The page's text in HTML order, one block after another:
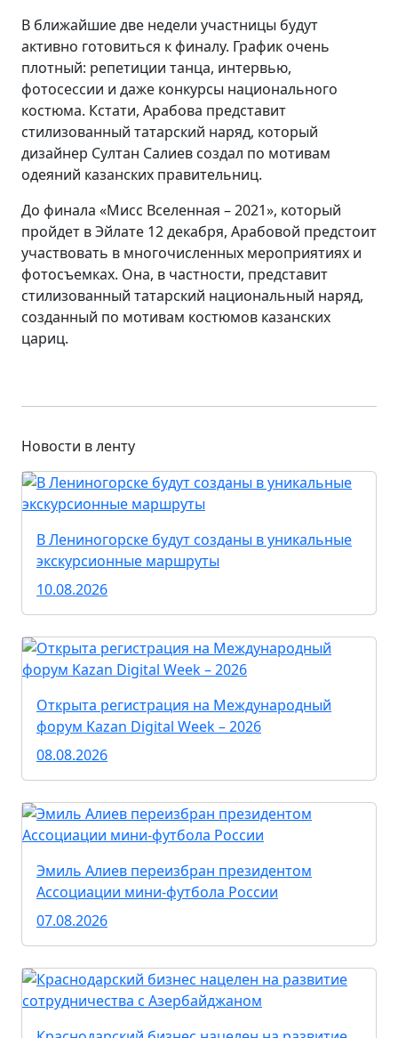
В ближайшие две недели участницы будут
активно готовиться к финалу. График очень
плотный: репетиции танца, интервью,
фотосессии и даже конкурсы национального
костюма. Кстати, Арабова представит
стилизованный татарский наряд, который
дизайнер Султан Салиев создал по мотивам
одеяний казанских правительниц.
До финала «Мисс Вселенная – 2021», который
пройдет в Эйлате 12 декабря, Арабовой предстоит
участвовать в многочисленных мероприятиях и
фотосъемках. Она, в частности, представит
стилизованный татарский национальный наряд,
созданный по мотивам костюмов казанских
цариц.
Новости в ленту
В Лениногорске будут созданы в уникальные
экскурсионные маршруты
10.08.2026
Открыта регистрация на Международный
форум Kazan Digital Week – 2026
08.08.2026
Эмиль Алиев переизбран президентом
Ассоциации мини-футбола России
07.08.2026